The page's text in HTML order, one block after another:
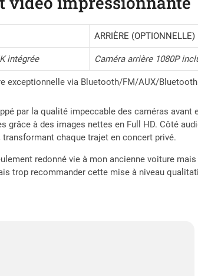
ARRIÈRE (OPTIONNELLE)
intégrée Caméra arrière 1080P
exceptionnelle via Bluetooth/FM/AUX/
par la qualité impeccable des caméras
grâce à des images nettes en Full HD. Côté
chaque trajet en concert privé.
redonné vie à mon ancienne voiture
trop recommander cette mise à niveau